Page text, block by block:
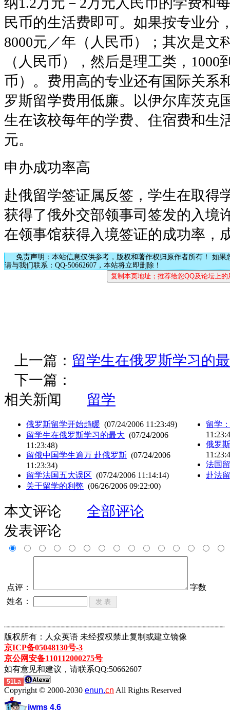
民币的生活费即可。如果按专业分
8000元／年（人民币）；其次是文
（人民币），然后是理工类，1000
币）。费用高的专业还有国际关系
罗斯留学费用低廉。以伊尔库茨克
生在该校每年的学费、住宿费和生
元。
申办成功率高
赴俄留学签证属反签，学生在取得
获得了俄外交部领事司签发的入境
在领事馆获得入境签证的成功率，
免责声明：本站信息仅供参考，版权和著作权归原作者所有！ 如果
请与我们联系：QQ-50662607，本站将立即删除！
上一篇： 留学生在俄罗斯学习的
下一篇：
相关新闻
留学
俄罗斯留学开始趋暖 (07/24/2006 11:23:49)
留学生在俄罗斯学习的最大 (07/24/2006
11:23:48)
留俄中国学生逾万 赴俄罗斯 (07/24/2006
11:23:34)
留学法国五大误区 (07/24/2006 11:14:14)
关于留学的利弊 (06/26/2006 09:22:00)
留学
俄罗
法国
赴法
本文评论
全部评论
发表评论
点评：
字数
姓名：
┈┈┈┈┈┈┈┈┈┈┈┈┈┈┈┈┈┈┈┈┈┈┈┈┈┈┈┈┈┈┈┈┈┈┈┈┈┈┈┈┈┈┈
版权所有：人众英语 未经授权禁止复制或建立镜像
京ICP备05048130号-3
京公网安备110112000275号
如有意见和建议，请联系QQ:50662607
51La
Copyright © 2000-2030 enun.cn All Rights Reserved
iwms 4.6